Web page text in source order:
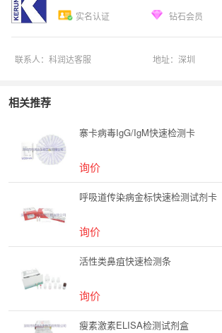
实名认证 钻石会员
联系人： 科润达客服 地址： 深圳
相关推荐
寨卡病毒IgG/IgM快速检测卡
询价
呼吸道传染病金标快速检测试剂卡
询价
活性类鼻疽快速检测条
询价
瘦素激素ELISA检测试剂盒